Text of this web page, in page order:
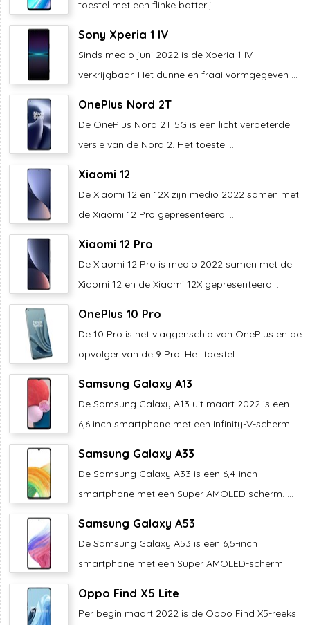
toestel met een flinke batterij ...
Sony Xperia 1 IV
Sinds medio juni 2022 is de Xperia 1 IV
verkrijgbaar. Het dunne en fraai vormgegeven ...
OnePlus Nord 2T
De OnePlus Nord 2T 5G is een licht verbeterde
versie van de Nord 2. Het toestel ...
Xiaomi 12
De Xiaomi 12 en 12X zijn medio 2022 samen met
de Xiaomi 12 Pro gepresenteerd. ...
Xiaomi 12 Pro
De Xiaomi 12 Pro is medio 2022 samen met de
Xiaomi 12 en de Xiaomi 12X gepresenteerd. ...
OnePlus 10 Pro
De 10 Pro is het vlaggenschip van OnePlus en de
opvolger van de 9 Pro. Het toestel ...
Samsung Galaxy A13
De Samsung Galaxy A13 uit maart 2022 is een
6,6 inch smartphone met een Infinity-V-scherm. ...
Samsung Galaxy A33
De Samsung Galaxy A33 is een 6,4-inch
smartphone met een Super AMOLED scherm. ...
Samsung Galaxy A53
De Samsung Galaxy A53 is een 6,5-inch
smartphone met een Super AMOLED-scherm. ...
Oppo Find X5 Lite
Per begin maart 2022 is de Oppo Find X5-reeks